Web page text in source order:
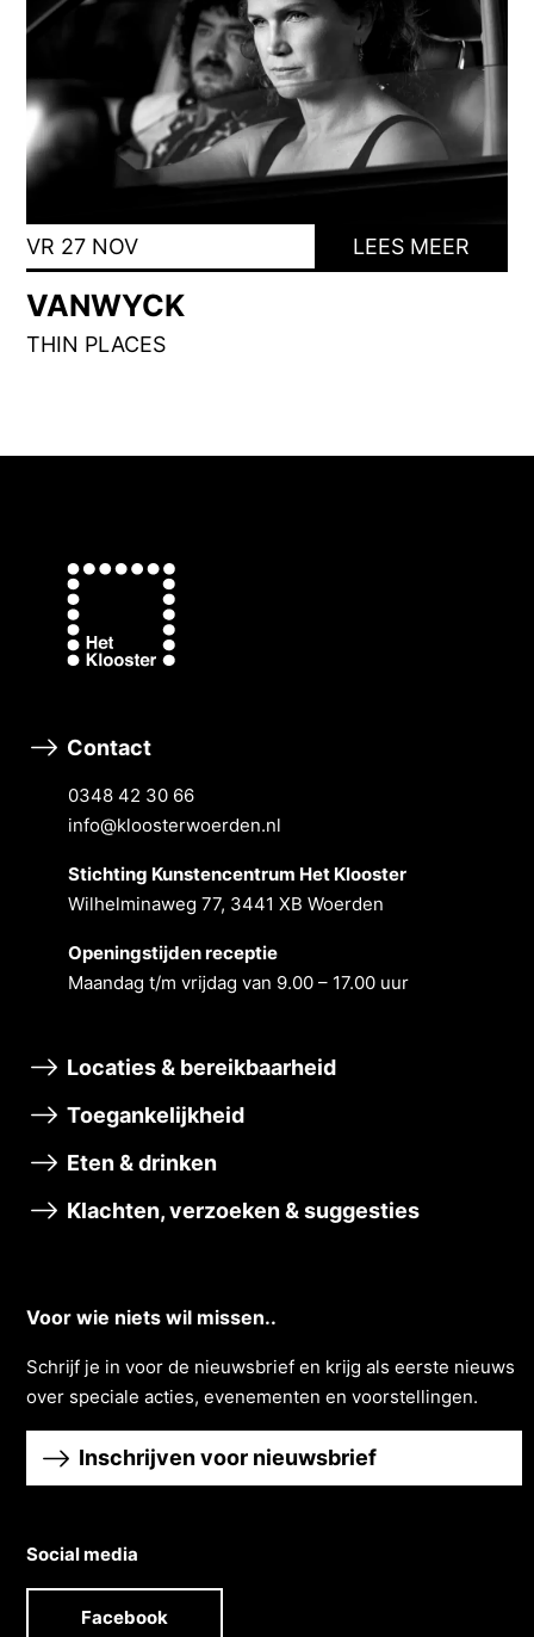
VR 27 NOV LEES MEER
VANWYCK
THIN PLACES
Contact
0348 42 30 66
info@kloosterwoerden.nl
Stichting Kunstencentrum Het Klooster
Wilhelminaweg 77, 3441 XB Woerden
Openingstĳden receptie
Maandag t/m vrĳdag van 9.00 – 17.00 uur
Locaties & bereikbaarheid
Toegankelijkheid
Eten & drinken
Klachten, verzoeken & suggesties
Voor wie niets wil missen..
Schrĳf je in voor de nieuwsbrief en krĳg als eerste nieuws
over speciale acties, evenementen en voorstellingen.
Inschrijven voor nieuwsbrief
Social media
Facebook